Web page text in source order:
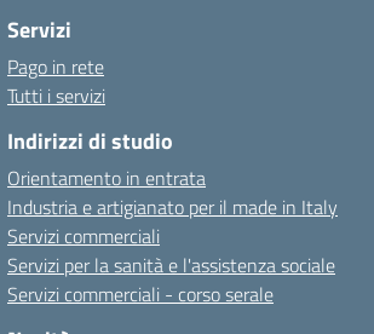
Servizi
Pago in rete
Tutti i servizi
Indirizzi di studio
Orientamento in entrata
Industria e artigianato per il made in Italy
Servizi commerciali
Servizi per la sanità e l'assistenza sociale
Servizi commerciali - corso serale